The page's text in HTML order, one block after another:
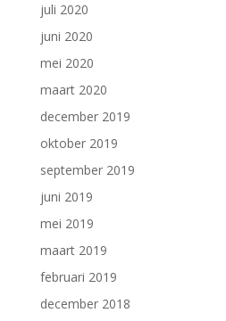
juli 2020
juni 2020
mei 2020
maart 2020
december 2019
oktober 2019
september 2019
juni 2019
mei 2019
maart 2019
februari 2019
december 2018